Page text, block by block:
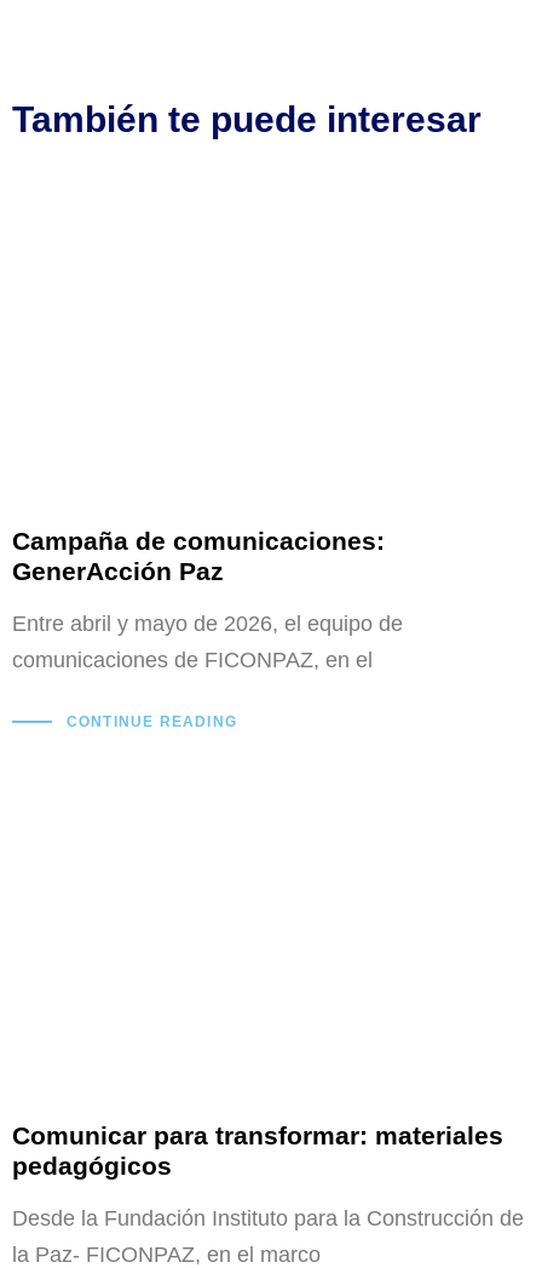
También te puede interesar
Campaña de comunicaciones:
GenerAcción Paz
Entre abril y mayo de 2026, el equipo de
comunicaciones de FICONPAZ, en el
CONTINUE READING
Comunicar para transformar: materiales
pedagógicos
Desde la Fundación Instituto para la Construcción de
la Paz- FICONPAZ, en el marco